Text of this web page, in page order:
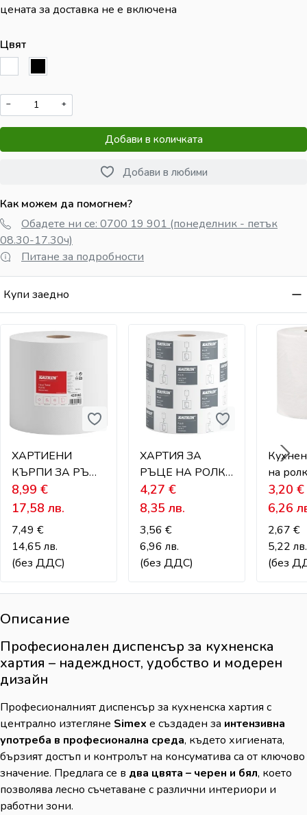
цената за доставка не е включена
Цвят
− +
Добави в количката
Добави в любими
Как можем да помогнем?
Обадете ни се: 0700 19 901 (понеделник - петък
08.30-17.30ч)
Питане за подробности
Купи заедно
ХАРТИЕНИ
КЪРПИ ЗА РЪЦЕ
НА РОЛКА
KATRIN - 300
8,99 €
17,58 лв.
7,49 €
14,65 лв.
(без ДДС)
ХАРТИЯ ЗА
РЪЦЕ НА РОЛКА
М размер
4,27€
8,35лв.
3,56€
6,96лв.
(без ДДС)
на
грама
3,20€
6,26
2,67€
5,22лв.
(без
Описание
Професионален диспенсър за кухненска
хартия – надеждност, удобство и модерен
дизайн
Професионалният диспенсър за кухненска хартия с
централно изтегляне Simex е създаден за интензивна
употреба в професионална среда, където хигиената,
бързият достъп и контролът на консуматива са от ключово
значение. Предлага се в два цвята – черен и бял, което
позволява лесно съчетаване с различни интериори и
работни зони.